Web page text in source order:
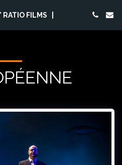
RATIO FILMS